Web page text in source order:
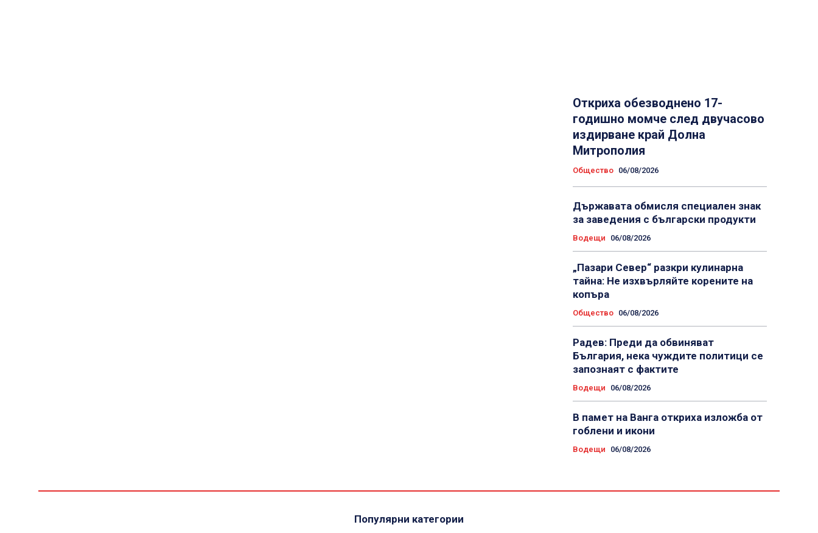
Откриха обезводнено 17-
годишно момче след двучасово
издирване край Долна
Митрополия
Общество 06/08/2026
Държавата обмисля специален знак
за заведения с български продукти
Водещи 06/08/2026
„Пазари Север“ разкри кулинарна
тайна: Не изхвърляйте корените на
копъра
Общество 06/08/2026
Радев: Преди да обвиняват
България, нека чуждите политици се
запознаят с фактите
Водещи 06/08/2026
В памет на Ванга откриха изложба от
гоблени и икони
Водещи 06/08/2026
Популярни категории